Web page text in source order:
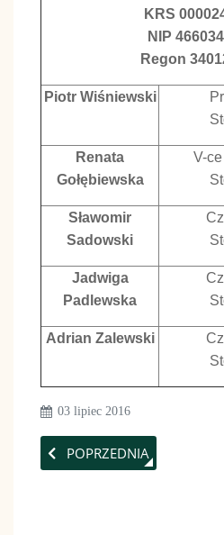
KRS
NIP
Regon
Piotr Wiśniewski
Renata
Gołębiewska
V-
Sławomir
Sadowski
Jadwiga
Padlewska
Adrian Zalewski
03 lipiec 2016
POPRZEDNIA STRONA:
POPRZEDNIA